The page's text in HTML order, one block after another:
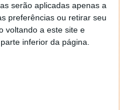
serão aplicadas apenas a
preferências ou retirar seu
voltando a este site e
inferior da página.